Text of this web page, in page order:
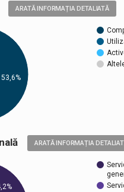
ARATĂ INFORMAȚIA DETALIATĂ
53,6%
ARATĂ INFORMAȚIA